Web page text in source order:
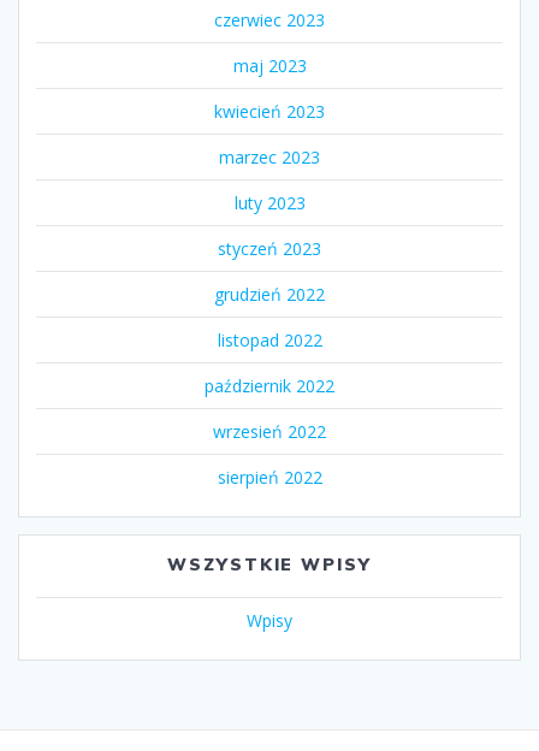
czerwiec 2023
maj 2023
kwiecień 2023
marzec 2023
luty 2023
styczeń 2023
grudzień 2022
listopad 2022
październik 2022
wrzesień 2022
sierpień 2022
WSZYSTKIE WPISY
Wpisy